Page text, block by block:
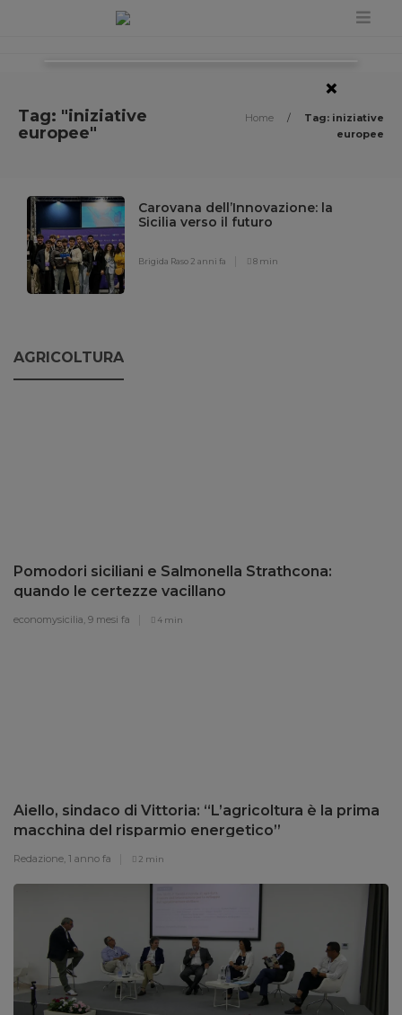
Tag: "iniziative
europee"
Home /
Tag: iniziative
europee
Carovana dell’Innovazione: la
Sicilia verso il futuro
Brigida Raso 2 anni fa 8 min
AGRICOLTURA
Pomodori siciliani e Salmonella Strathcona:
quando le certezze vacillano
economysicilia, 9 mesi fa 4 min
Aiello, sindaco di Vittoria: “L’agricoltura è la prima
macchina del risparmio energetico”
Redazione, 1 anno fa 2 min
×